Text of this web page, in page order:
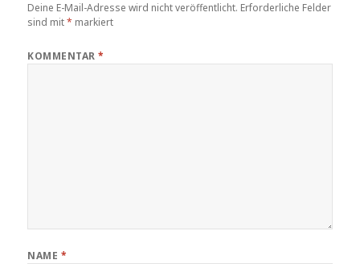
Deine E-Mail-Adresse wird nicht veröffentlicht. Erforderliche Felder
sind mit* markiert
KOMMENTAR*
NAME *